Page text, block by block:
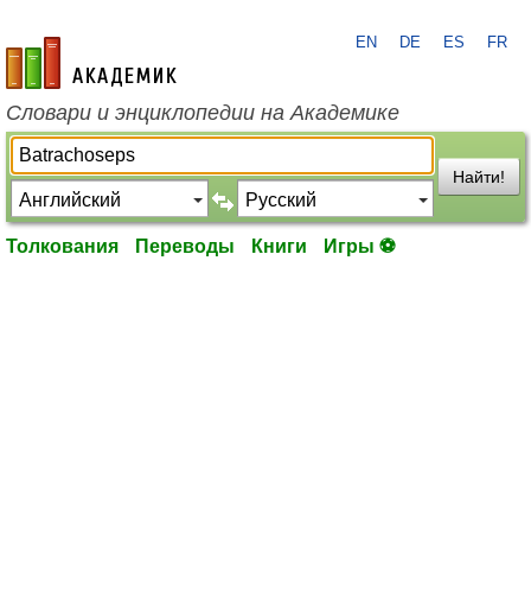
academic.ru
EN DE ES FR
Словари и энциклопедии на Академике
Найти!
Толкования Переводы Книги Игры ⚽